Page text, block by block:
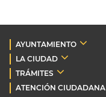
AYUNTAMIENTO
LA CIUDAD
TRÁMITES
ATENCIÓN CIUDADANA